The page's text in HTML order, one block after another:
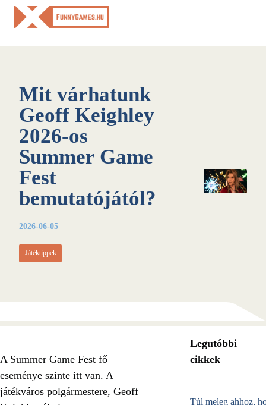
Skip
Mit várhatunk
Geoff Keighley
2026-os
Summer Game
Fest
bemutatójától?
2026-06-05
Játéktippek
A Summer Game Fest fő
eseménye szinte itt van. A
játékváros polgármestere, Geoff
Legutóbbi
cikkek
Túl meleg ahhoz,